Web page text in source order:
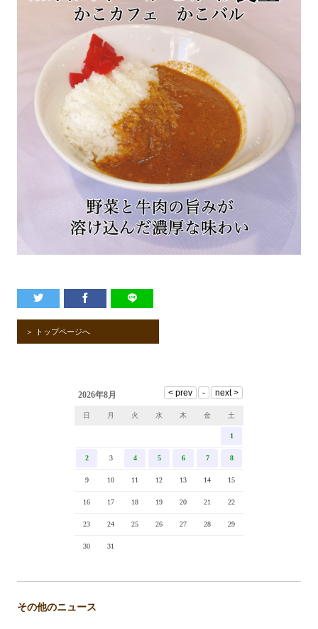
＞ トップページへ
2026年8月
日 月 火 水 木 金 土
1
2 3 4 5 6 7 8
9 10 11 12 13 14 15
16 17 18 19 20 21 22
23 24 25 26 27 28 29
30 31
その他のニュース